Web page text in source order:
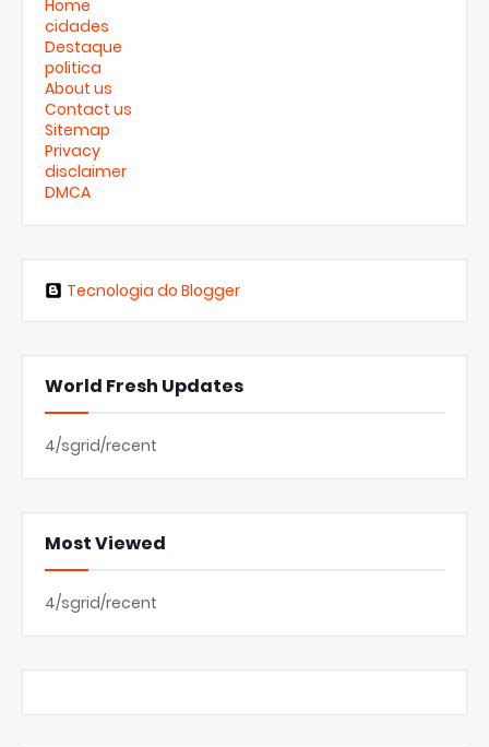
Home
cidades
Destaque
politica
About us
Contact us
Sitemap
Privacy
disclaimer
DMCA
Tecnologia do Blogger
World Fresh Updates
4/sgrid/recent
Most Viewed
4/sgrid/recent